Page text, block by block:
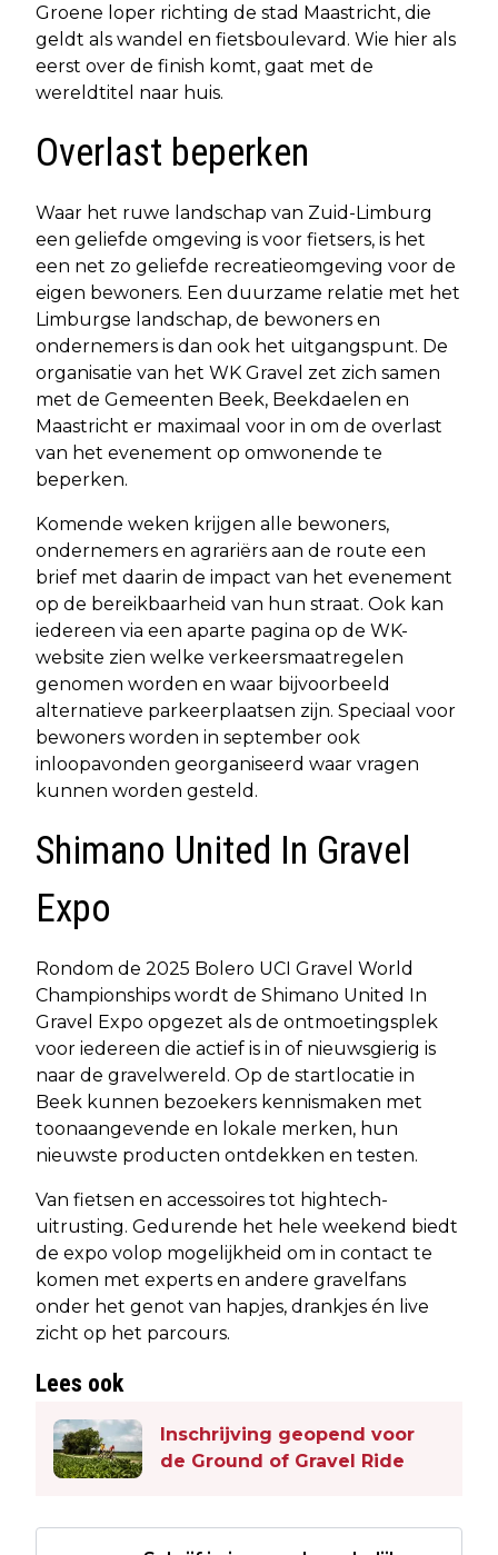
Groene loper richting de stad Maastricht, die
geldt als wandel en fietsboulevard. Wie hier als
eerst over de finish komt, gaat met de
wereldtitel naar huis.
Overlast beperken
Waar het ruwe landschap van Zuid-Limburg
een geliefde omgeving is voor fietsers, is het
een net zo geliefde recreatieomgeving voor de
eigen bewoners. Een duurzame relatie met het
Limburgse landschap, de bewoners en
ondernemers is dan ook het uitgangspunt. De
organisatie van het WK Gravel zet zich samen
met de Gemeenten Beek, Beekdaelen en
Maastricht er maximaal voor in om de overlast
van het evenement op omwonende te
beperken.
Komende weken krijgen alle bewoners,
ondernemers en agrariërs aan de route een
brief met daarin de impact van het evenement
op de bereikbaarheid van hun straat. Ook kan
iedereen via een aparte pagina op de WK-
website zien welke verkeersmaatregelen
genomen worden en waar bijvoorbeeld
alternatieve parkeerplaatsen zijn. Speciaal voor
bewoners worden in september ook
inloopavonden georganiseerd waar vragen
kunnen worden gesteld.
Shimano United In Gravel
Expo
Rondom de 2025 Bolero UCI Gravel World
Championships wordt de Shimano United In
Gravel Expo opgezet als de ontmoetingsplek
voor iedereen die actief is in of nieuwsgierig is
naar de gravelwereld. Op de startlocatie in
Beek kunnen bezoekers kennismaken met
toonaangevende en lokale merken, hun
nieuwste producten ontdekken en testen.
Van fietsen en accessoires tot hightech-
uitrusting. Gedurende het hele weekend biedt
de expo volop mogelijkheid om in contact te
komen met experts en andere gravelfans
onder het genot van hapjes, drankjes én live
zicht op het parcours.
Lees ook
Inschrijving geopend voor
de Ground of Gravel Ride